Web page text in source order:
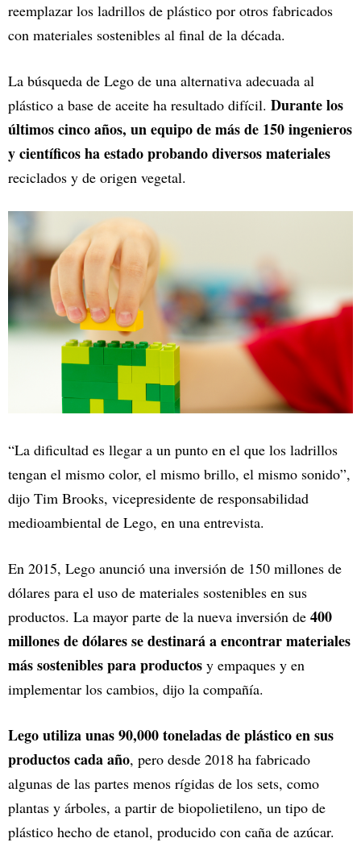
reemplazar los ladrillos de plástico por otros fabricados
con materiales sostenibles al final de la década.
La búsqueda de Lego de una alternativa adecuada al
plástico a base de aceite ha resultado difícil. Durante los
últimos cinco años, un equipo de más de 150 ingenieros
y científicos ha estado probando diversos materiales
reciclados y de origen vegetal.
“La dificultad es llegar a un punto en el que los ladrillos
tengan el mismo color, el mismo brillo, el mismo sonido”,
dijo Tim Brooks, vicepresidente de responsabilidad
medioambiental de Lego, en una entrevista.
En 2015, Lego anunció una inversión de 150 millones de
dólares para el uso de materiales sostenibles en sus
productos. La mayor parte de la nueva inversión de 400
millones de dólares se destinará a encontrar materiales
más sostenibles para productos y empaques y en
implementar los cambios, dijo la compañía.
Lego utiliza unas 90,000 toneladas de plástico en sus
productos cada año, pero desde 2018 ha fabricado
algunas de las partes menos rígidas de los sets, como
plantas y árboles, a partir de biopolietileno, un tipo de
plástico hecho de etanol, producido con caña de azúcar.